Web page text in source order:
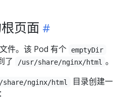
页面
件。该 Pod 有个 emptyDir
了 /usr/share/nginx/html 。
nginx/html
目录创建一